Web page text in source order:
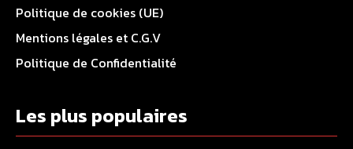
Politique de cookies (UE)
Mentions légales et C.G.V
Politique de Confidentialité
Les plus populaires